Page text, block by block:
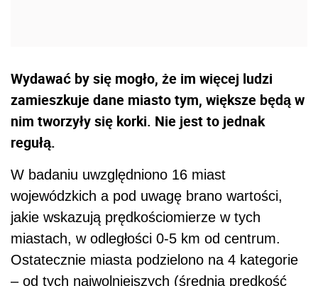
Wydawać by się mogło, że im więcej ludzi
zamieszkuje dane miasto tym, większe będą w
nim tworzyły się korki. Nie jest to jednak
regułą.
W badaniu uwzględniono 16 miast
wojewódzkich a pod uwagę brano wartości,
jakie wskazują prędkościomierze w tych
miastach, w odległości 0-5 km od centrum.
Ostatecznie miasta podzielono na 4 kategorie
– od tych najwolniejszych (średnia prędkość